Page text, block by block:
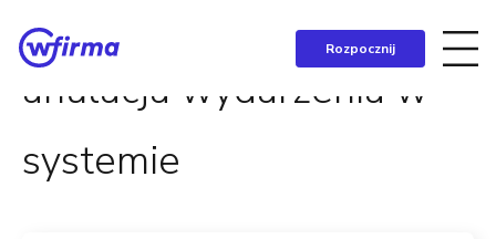
Rozpocznij
anulacja wydarzenia w
systemie